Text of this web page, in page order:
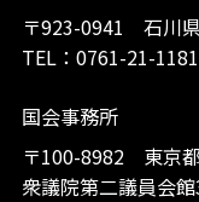
〒923-0941 石川
TEL： 0761-21-1181
国会事務所
〒100-8982 東京
衆議院第二議員会